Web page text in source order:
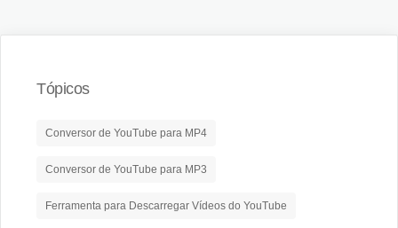
Tópicos
Conversor de YouTube para MP4
Conversor de YouTube para MP3
Ferramenta para Descarregar Vídeos do YouTube